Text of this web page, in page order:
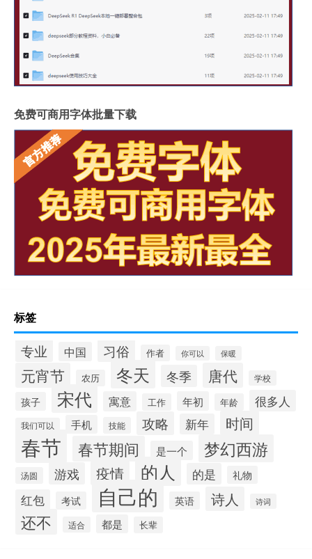
免费可商用字体批量下载
标签
专业 中国 习俗 作者 你可以 保暖
元宵节 农历 冬天 冬季 唐代 学校
孩子 宋代 寓意 工作 年初 年龄 很多人
我们可以 手机 技能 攻略 新年 时间
春节 春节期间 是一个 梦幻西游
汤圆 游戏 疫情 的人 的是 礼物
红包 考试 自己的 英语 诗人 诗词
还不 适合 都是 长辈